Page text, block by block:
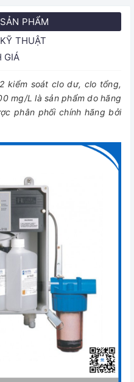
PHẨM
THUẬT
GIÁ
kiểm soát clo dư, clo tổng,
mg/L là sản phẩm do hãng
phân phối chính hãng bởi